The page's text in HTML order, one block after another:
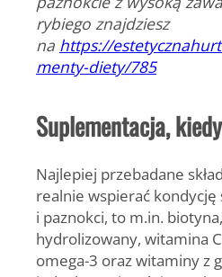
rybiego znajdziesz
na https://
menty-diety/785
Suplementacja,
Najlepiej przebadane
realnie wspierać kondycję
i paznokci, to m.in.
hydrolizowany, witamina
omega-3 oraz witaminy z